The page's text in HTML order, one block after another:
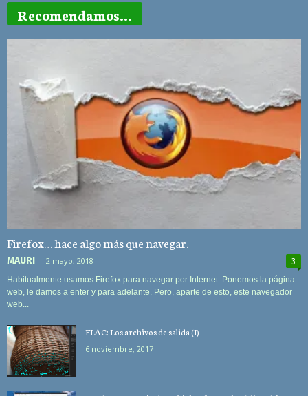
Recomendamos...
Firefox… hace algo más que navegar.
MAURI - 2 mayo, 2018 3
Habitualmente usamos Firefox para navegar por Internet. Ponemos la página
web, le damos a enter y para adelante. Pero, aparte de esto, este navegador
web...
FLAC: Los archivos de salida (I)
6 noviembre, 2017